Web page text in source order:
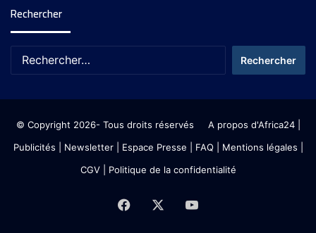
Rechercher
© Copyright 2026- Tous droits réservés A propos d'Africa24|
Publicités
Newsletter| Espace Presse | FAQ | Mentions légales
CGV| Politique de la confidentialité